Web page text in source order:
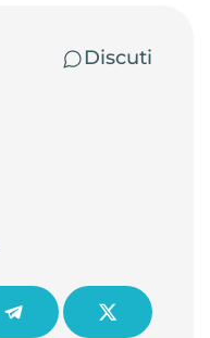
Discuti